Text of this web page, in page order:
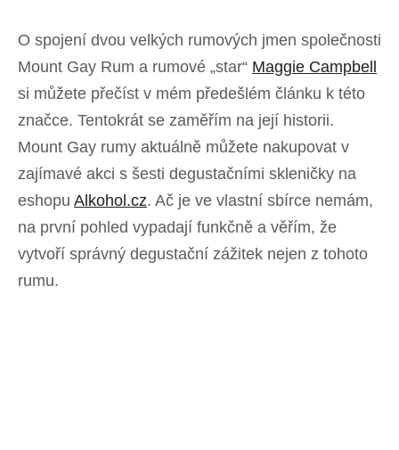
O spojení dvou velkých rumových jmen společnosti
Mount Gay Rum a rumové „star“ Maggie Campbell
si můžete přečíst v mém předešlém článku k této
značce. Tentokrát se zaměřím na její historii.
Mount Gay rumy aktuálně můžete nakupovat v
zajímavé akci s šesti degustačními skleničky na
eshopu Alkohol.cz. Ač je ve vlastní sbírce nemám,
na první pohled vypadají funkčně a věřím, že
vytvoří správný degustační zážitek nejen z tohoto
rumu.